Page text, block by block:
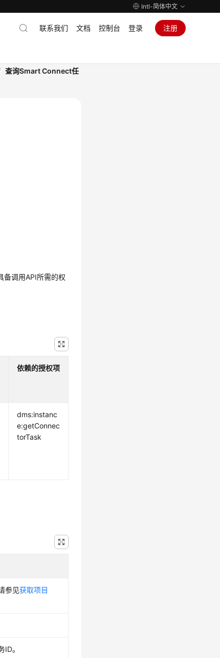
Intl-简体中文
联系我们 文档 控制台 登录 注册
查询Smart Connect任
备调用API所需的权
依赖的授权项
dms:instanc
e:getConnec
torTask
参见获取项目
。